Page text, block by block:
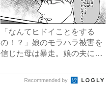
「なんてヒドイことをする
の！？」娘のモラハラ被害を
信じた母は暴走。娘の夫に電
Recommended by